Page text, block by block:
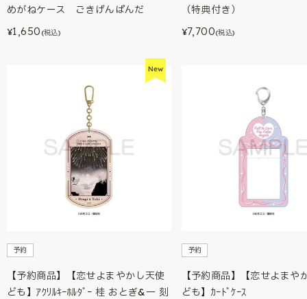
めがねケース ごきげんぱんだ
¥1,650 (税込)
（特典付き）
¥7,700(税込)
予約
【予約商品】【恋せよまやかし天使
ども】ｱｸﾘﾙｷｰﾎﾙﾀﾞｰ 桂 おとぎ&一 刻
予約
【予約商品】【恋せよまや
ども】ｶｰﾄﾞｹｰｽ